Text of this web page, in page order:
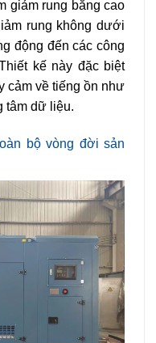
giảm rung bằng cao
rung không dưới
động đến các công
kế này đặc biệt
cảm về tiếng ồn như
tâm dữ liệu.
bộ vòng đời sản